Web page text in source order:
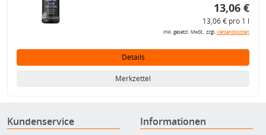
13,06 €
13,06 € pro 1 l
inkl. gesetzl. MwSt., zzgl.Versandkosten
Details
Merkzettel
Kundenservice Informationen